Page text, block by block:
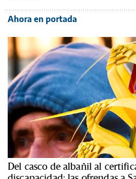
Ahora en portada
Del casco de albañil al